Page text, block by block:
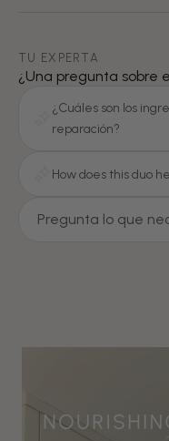
TU EXPERTA
¿Una pregunta sobre
¿Cuáles son los
reparación?
How does this duo